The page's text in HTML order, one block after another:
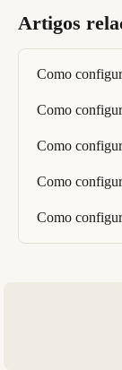
Artigos
Como
Como
Como
Como
Como